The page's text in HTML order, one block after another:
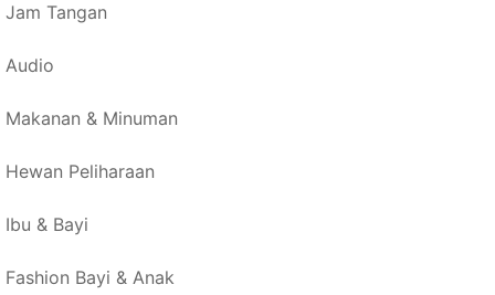
Jam Tangan
Audio
Makanan & Minuman
Hewan Peliharaan
Ibu & Bayi
Fashion Bayi & Anak